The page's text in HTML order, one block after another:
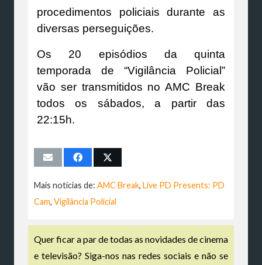
procedimentos policiais durante as
diversas perseguições.
Os 20 episódios da quinta
temporada de “Vigilância Policial”
vão ser transmitidos no AMC Break
todos os sábados, a partir das
22:15h.
Mais notícias de: AMC Break, Live PD Presents: PD
Cam, Vigilância Policial
Quer ficar a par de todas as novidades de cinema
e televisão? Siga-nos nas redes sociais e não se